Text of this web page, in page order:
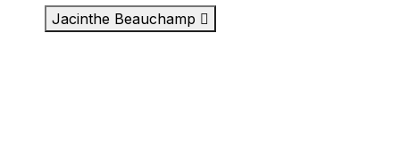
Jacinthe Beauchamp